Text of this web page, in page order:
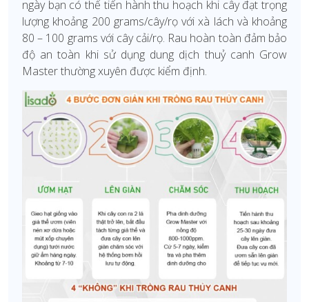
ngày bạn có thể tiến hành thu hoạch khi cây đạt trọng
lượng khoảng 200 grams/cây/rọ với xà lách và khoảng
80 – 100 grams với cây cải/rọ. Rau hoàn toàn đảm bảo
độ an toàn khi sử dụng dung dịch thuỷ canh Grow
Master thường xuyên được kiểm định.